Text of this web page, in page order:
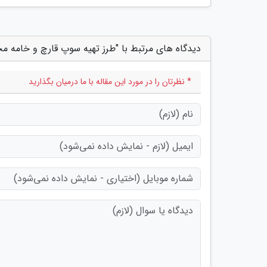
دیدگاه های مرتبط با "طرز تهیه سوپ قارچ و خامه
* نظرتان را در مورد این مقاله با ما درمیان بگذارید